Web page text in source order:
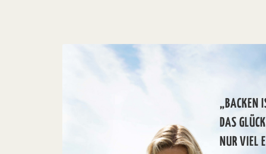
„BACKEN
DAS
NUR VIEL